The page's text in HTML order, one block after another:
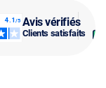
Avis vérifiés
Clients satisfaits